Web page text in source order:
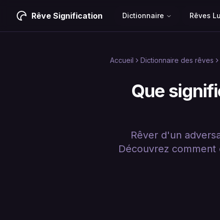
Rêve Signification Dictionnaire Rêves
Accueil Dictionnaire des rêves
Que
Rêver d'un
Découvrez